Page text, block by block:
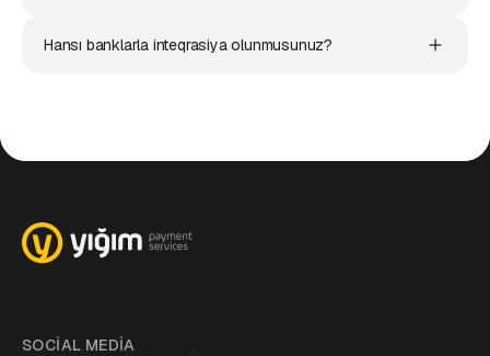
Hansı banklarla inteqrasiya olunmusunuz?
SOCIAL MEDIA